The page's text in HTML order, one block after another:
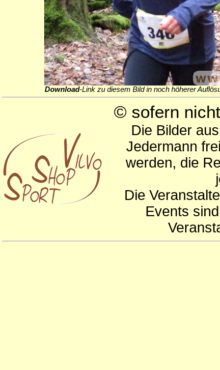
Download-Link zu diesem Bild in noch höherer
© sofern
Die Bilder
Jedermann
werden, die
Die
Events